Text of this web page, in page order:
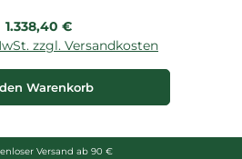
Regulärer Preis:
1.338,40 €
zzgl. Versandkosten
Warenkorb
Versand ab 90 €